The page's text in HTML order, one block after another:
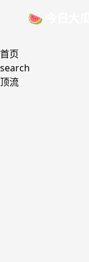
🍉 今日大瓜
首页
search
顶流